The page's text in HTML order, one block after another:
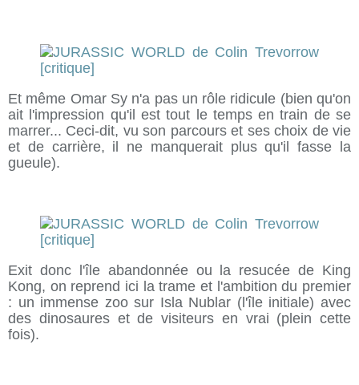
Et même Omar Sy n'a pas un rôle ridicule (bien qu'on
ait l'impression qu'il est tout le temps en train de se
marrer... Ceci-dit, vu son parcours et ses choix de vie
et de carrière, il ne manquerait plus qu'il fasse la
gueule).
Exit donc l'île abandonnée ou la resucée de King
Kong, on reprend ici la trame et l'ambition du premier
: un immense zoo sur Isla Nublar (l'île initiale) avec
des dinosaures et de visiteurs en vrai (plein cette
fois).